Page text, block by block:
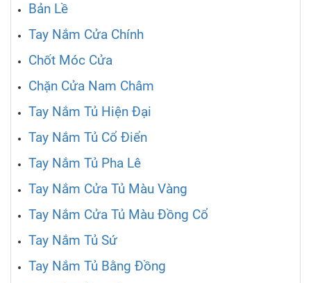
Bản Lề
Tay Nắm Cửa Chính
Chốt Móc Cửa
Chặn Cửa Nam Châm
Tay Nắm Tủ Hiện Đại
Tay Nắm Tủ Cổ Điển
Tay Nắm Tủ Pha Lê
Tay Nắm Cửa Tủ Màu Vàng
Tay Nắm Cửa Tủ Màu Đồng Cổ
Tay Nắm Tủ Sứ
Tay Nắm Tủ Bằng Đồng